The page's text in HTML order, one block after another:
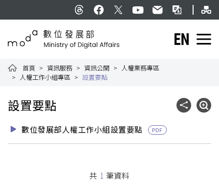
English
首頁 資訊服務 資訊公開
人權業務專區
人權工作小組專區
設置要點
設置要點 社群分享展開
數位發展部人權工作小組設置要點 PDF
共 1 筆資料